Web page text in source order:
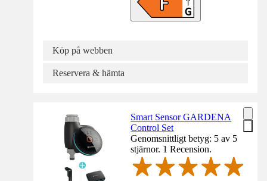
Köp på webben
Reservera & hämta
Smart Sensor GARDENA
Control Set
Genomsnittligt betyg: 5 av 5
stjärnor. 1 Recension.